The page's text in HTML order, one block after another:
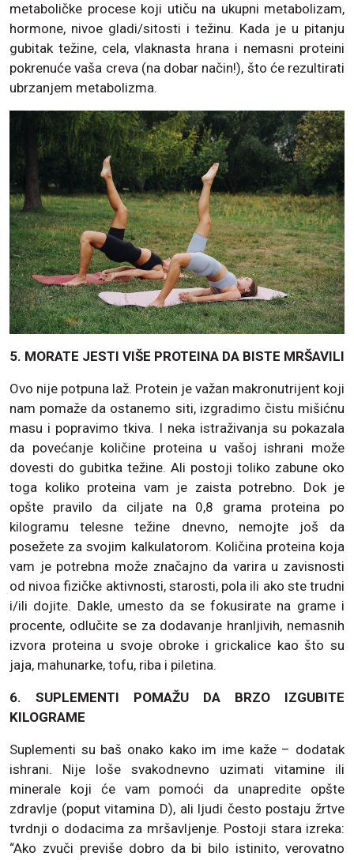
metaboličke procese koji utiču na ukupni metabolizam,
hormone, nivoe gladi/sitosti i težinu. Kada je u pitanju
gubitak težine, cela, vlaknasta hrana i nemasni proteini
pokrenuće vaša creva (na dobar način!), što će rezultirati
ubrzanjem metabolizma.
5. MORATE JESTI VIŠE PROTEINA DA BISTE MRŠAVILI
Ovo nije potpuna laž. Protein je važan makronutrijent koji
nam pomaže da ostanemo siti, izgradimo čistu mišićnu
masu i popravimo tkiva. I neka istraživanja su pokazala
da povećanje količine proteina u vašoj ishrani može
dovesti do gubitka težine. Ali postoji toliko zabune oko
toga koliko proteina vam je zaista potrebno. Dok je
opšte pravilo da ciljate na 0,8 grama proteina po
kilogramu telesne težine dnevno, nemojte još da
posežete za svojim kalkulatorom. Količina proteina koja
vam je potrebna može značajno da varira u zavisnosti
od nivoa fizičke aktivnosti, starosti, pola ili ako ste trudni
i/ili dojite. Dakle, umesto da se fokusirate na grame i
procente, odlučite se za dodavanje hranljivih, nemasnih
izvora proteina u svoje obroke i grickalice kao što su
jaja, mahunarke, tofu, riba i piletina.
6. SUPLEMENTI POMAŽU DA BRZO IZGUBITE
KILOGRAME
Suplementi su baš onako kako im ime kaže – dodatak
ishrani. Nije loše svakodnevno uzimati vitamine ili
minerale koji će vam pomoći da unapredite opšte
zdravlje (poput vitamina D), ali ljudi često postaju žrtve
tvrdnji o dodacima za mršavljenje. Postoji stara izreka:
“Ako zvuči previše dobro da bi bilo istinito, verovatno